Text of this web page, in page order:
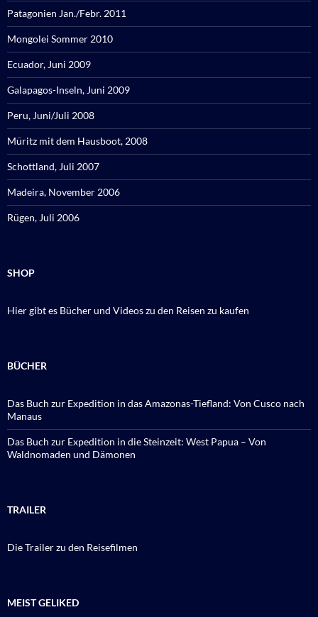
Patagonien Jan./Febr. 2011
Mongolei Sommer 2010
Ecuador, Juni 2009
Galapagos-Inseln, Juni 2009
Peru, Juni/Juli 2008
Müritz mit dem Hausboot, 2008
Schottland, Juli 2007
Madeira, November 2006
Rügen, Juli 2006
SHOP
Hier gibt es Bücher und Videos zu den Reisen zu kaufen
BÜCHER
Das Buch zur Expedition in das Amazonas-Tiefland: Von Cusco nach
Manaus
Das Buch zur Expedition in die Steinzeit: West Papua – Von
Waldnomaden und Dämonen
TRAILER
Die Trailer zu den Reisefilmen
MEIST GELIKED